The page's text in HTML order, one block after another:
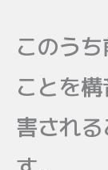
このう
ことを
害され